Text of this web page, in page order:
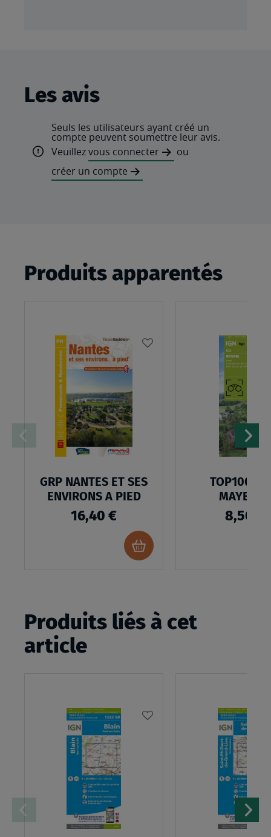
Les avis
Seuls les utilisateurs ayant créé un
compte peuvent soumettre leur avis.
Veuillezvous connecter
ou
créer un compte
Produits apparentés
GRP NANTES ET SES
ENVIRONS A PIED
16,40 €
Ajouter
au
MAYENNE
8,50 €
Produits liés à cet
article